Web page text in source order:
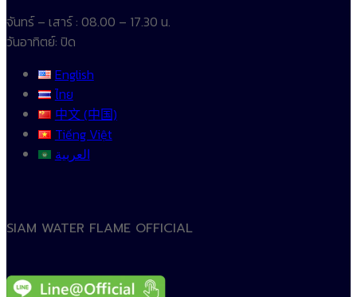
จันทร์ – เสาร์ : 08.00 – 17.30 น.
วันอาทิตย์: ปิด
English
ไทย
中文 (中国)
Tiếng Việt
العربية
SIAM WATER FLAME OFFICIAL